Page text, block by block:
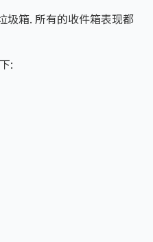
箱. 所有的收件箱表现都
: